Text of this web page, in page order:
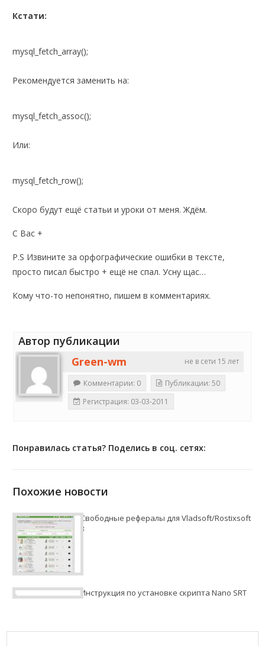
Кстати:
mysql_fetch_array();
Рекомендуется заменить на:
mysql_fetch_assoc();
Или:
mysql_fetch_row();
Скоро будут ещё статьи и уроки от меня. Ждём.
С Вас +
P.S Извините за орфографические ошибки в тексте,
просто писал быстро + ещё не спал. Усну щас…
Кому что-то непонятно, пишем в комментариях.
Автор публикации
не в сети 15 лет
Green-wm
Комментарии: 0
Публикации: 50
Регистрация: 03-03-2011
Понравилась статья? Поделись в соц. сетях:
Похожие новости
Свободные рефералы для Vladsoft/Rostixsoft
3
Инструкция по установке скрипта Nano SRT